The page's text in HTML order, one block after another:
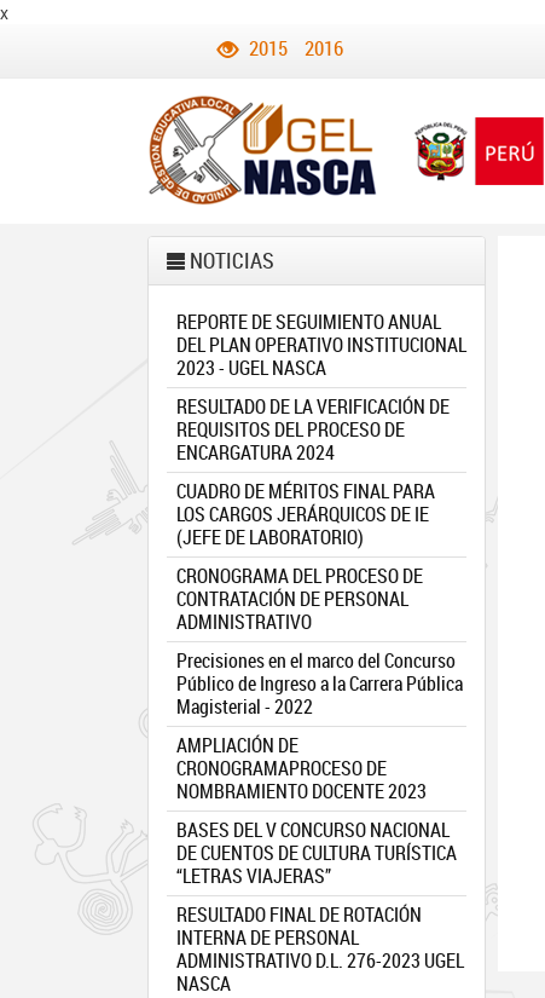
x
2015 2016
NOTICIAS
REPORTE DE SEGUIMIENTO ANUAL
DEL PLAN OPERATIVO INSTITUCIONAL
2023 - UGEL NASCA
RESULTADO DE LA VERIFICACIÓN DE
REQUISITOS DEL PROCESO DE
ENCARGATURA 2024
CUADRO DE MÉRITOS FINAL PARA
LOS CARGOS JERÁRQUICOS DE IE
(JEFE DE LABORATORIO)
CRONOGRAMA DEL PROCESO DE
CONTRATACIÓN DE PERSONAL
ADMINISTRATIVO
Precisiones en el marco del Concurso
Público de Ingreso a la Carrera Pública
Magisterial - 2022
AMPLIACIÓN DE
CRONOGRAMAPROCESO DE
NOMBRAMIENTO DOCENTE 2023
BASES DEL V CONCURSO NACIONAL
DE CUENTOS DE CULTURA TURÍSTICA
“LETRAS VIAJERAS”
RESULTADO FINAL DE ROTACIÓN
INTERNA DE PERSONAL
ADMINISTRATIVO D.L. 276-2023 UGEL
NASCA